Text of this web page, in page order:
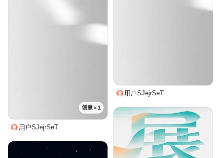
用户SJejrSeT
创意 × 1
用户SJejrSeT